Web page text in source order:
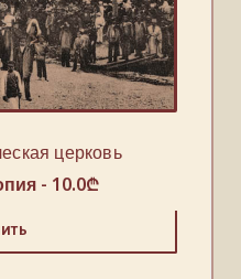
церковь
- 10.0₾